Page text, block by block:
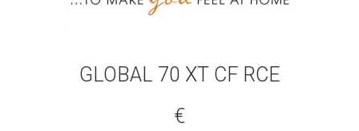
GLOBAL 70 XT CF RCE
€